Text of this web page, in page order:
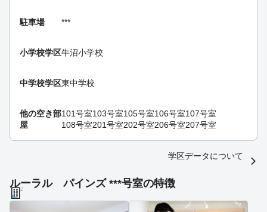
駐車場 ***
小学校学区牛沼小学校
中学校学区東中学校
他の空き部
屋
101号室103号室105号室106号室107号室
108号室201号室202号室206号室207号室
学区データについて
ルーラル パインズ ***号室の特徴